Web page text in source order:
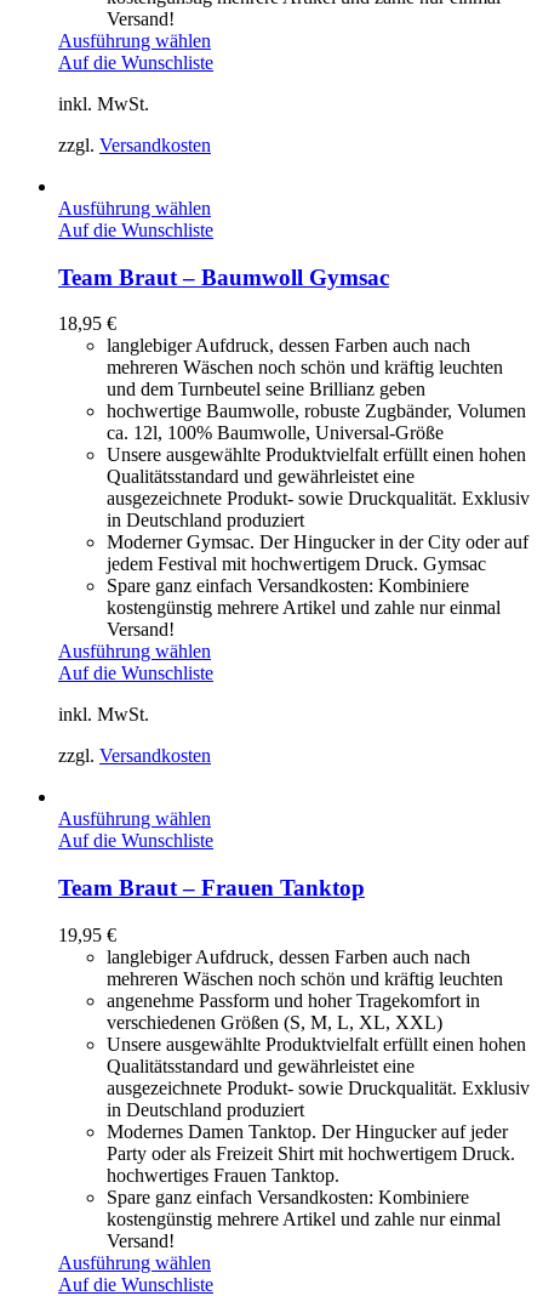
Versand!
Ausführung wählen
Auf die Wunschliste
inkl. MwSt.
zzgl. Versandkosten
Ausführung wählen
Auf die Wunschliste
Team Braut – Baumwoll Gymsac
18,95 €
langlebiger Aufdruck, dessen Farben auch nach
mehreren Wäschen noch schön und kräftig leuchten
und dem Turnbeutel seine Brillianz geben
hochwertige Baumwolle, robuste Zugbänder, Volumen
ca. 12l, 100% Baumwolle, Universal-Größe
Unsere ausgewählte Produktvielfalt erfüllt einen hohen
Qualitätsstandard und gewährleistet eine
ausgezeichnete Produkt- sowie Druckqualität. Exklusiv
in Deutschland produziert
Moderner Gymsac. Der Hingucker in der City oder auf
jedem Festival mit hochwertigem Druck. Gymsac
Spare ganz einfach Versandkosten: Kombiniere
kostengünstig mehrere Artikel und zahle nur einmal
Versand!
Ausführung wählen
Auf die Wunschliste
inkl. MwSt.
zzgl. Versandkosten
Ausführung wählen
Auf die Wunschliste
Team Braut – Frauen Tanktop
19,95 €
langlebiger Aufdruck, dessen Farben auch nach
mehreren Wäschen noch schön und kräftig leuchten
angenehme Passform und hoher Tragekomfort in
verschiedenen Größen (S, M, L, XL, XXL)
Unsere ausgewählte Produktvielfalt erfüllt einen hohen
Qualitätsstandard und gewährleistet eine
ausgezeichnete Produkt- sowie Druckqualität. Exklusiv
in Deutschland produziert
Modernes Damen Tanktop. Der Hingucker auf jeder
Party oder als Freizeit Shirt mit hochwertigem Druck.
hochwertiges Frauen Tanktop.
Spare ganz einfach Versandkosten: Kombiniere
kostengünstig mehrere Artikel und zahle nur einmal
Versand!
Ausführung wählen
Auf die Wunschliste